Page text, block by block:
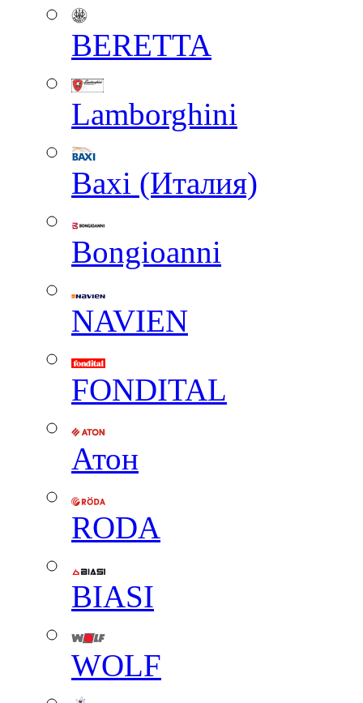
BERETTA
Lamborghini
Baxi (Италия)
Вongioanni
NAVIEN
FONDITAL
Атон
RODA
BIASI
WOLF